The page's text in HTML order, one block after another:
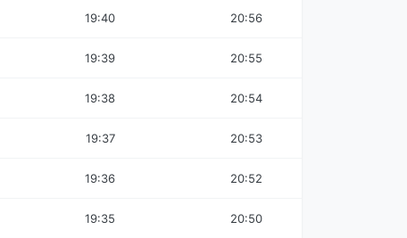
19:40 20:56
19:39 20:55
19:38 20:54
19:37 20:53
19:36 20:52
19:35 20:50